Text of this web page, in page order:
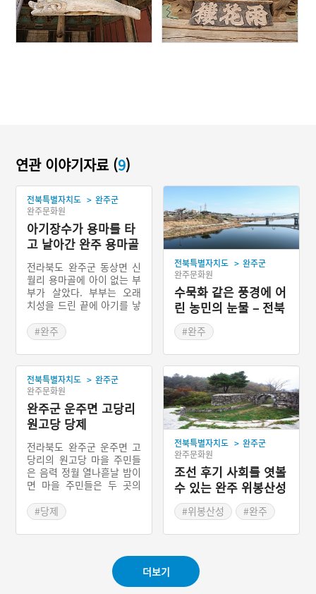
연관 이야기자료 (9)
전북특별자치도 > 완주군
완주문화원
아기장수가 용마를 타
고 날아간 완주 용마골
전라북도 완주군 동상면 신
월리 용마골에 아이 없는 부
부가 살았다. 부부는 오래
치성을 드린 끝에 아기를 낳
린 아기장수였다. 아기의 정
체가 소문날까 두려워 부부
는 동굴에 아기를 숨겼다.
군사들이 찾아와 아기를 내
놓으라 했으나, 부부는 아기
를 끝까지 지켰다. 군사들이
물러가자 하늘에서 엄청난
비가 내리더니 아기가 용마
를 타고 나타나 부부를 데려
갔다. 이후 마을 앞에는 용
마의 형상을 한 커다란 산이
생겼고, 마을 아래에는 널따
란 웅덩이가 파였다. 그래서
마을 사람들은 용마골이라
불렀다.
#완주
#장수이야기
#완주설화
전북특별자치도 > 완주군
완주문화원
수묵화 같은 풍경에 어
린 농민의 눈물 – 전북
완주 구 만경강 철교
#완주
#철교
전북특별자치도 > 완주군
완주문화원
완주군 운주면 고당리
원고당 당제
전라북도 완주군 운주면 고
당리의 원고당 마을 주민들
은 음력 정월 열나흗날 밤이
면 마을 주민들은 두 곳의
를 드린다. 마을에서 선출한
제관을 중심으로 제의를 지
낸다.제의를 준비하는 과정
민들끼리 걷어서 충당한다.
필요한 제물로는 과일, 돼지
머리 등이다. 제관으로 선정
#당제
전북특별자치도 > 완주군
완주문화원
조선 후기 사회를 엿볼
수 있는 완주 위봉산성
#위봉산성
#완주
더보기